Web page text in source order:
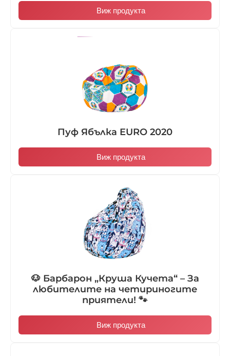
Виж продукта
Пуф Ябълка EURO 2020
Виж продукта
🐶 Барбарон „Круша Кучета“ – За
любителите на четириногите
приятели! 🐾
Виж продукта